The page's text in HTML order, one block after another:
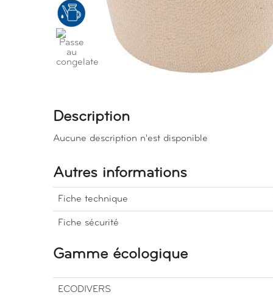
Description
Aucune description n'est disponible
Autres informations
Fiche technique
Fiche sécurité
Gamme écologique
ECODIVERS